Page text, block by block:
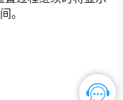
。